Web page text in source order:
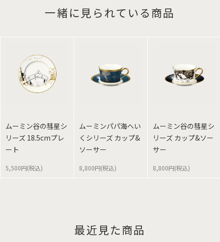
一緒に見られている商品
ムーミン谷の彗星シ
リーズ 18.5cmプレ
ート
5,500円(税込)
ムーミンパパ海へい
くシリーズ カップ&
ソーサー
8,800円(税込)
ムーミン谷の彗星シ
リーズ カップ&ソー
サー
8,800円(税込)
最近見た商品